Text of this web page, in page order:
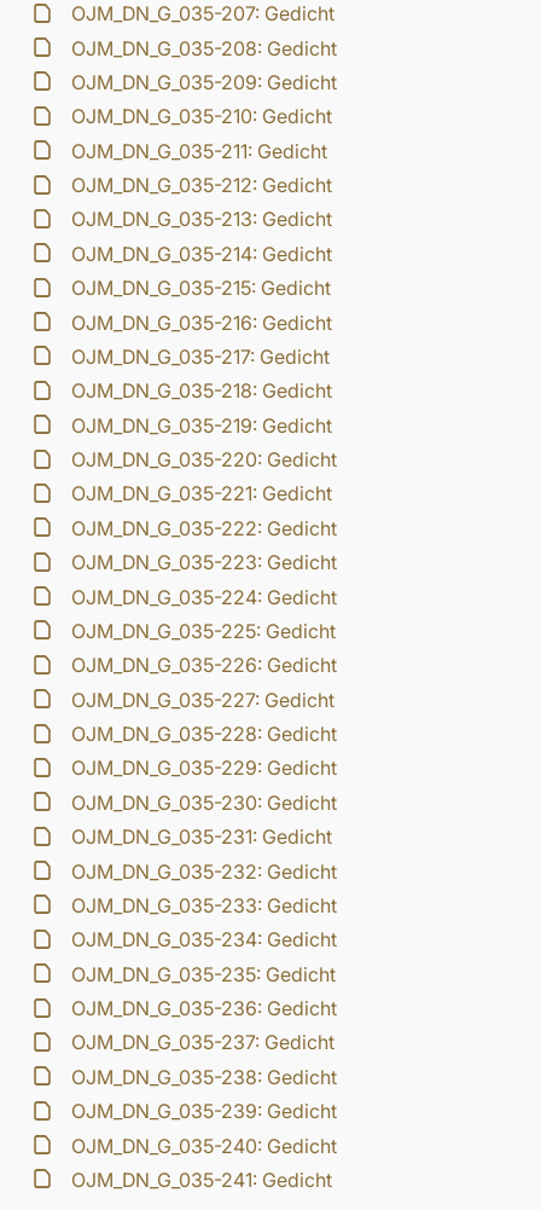
OJM_DN_G_035-207: Gedicht
OJM_DN_G_035-208: Gedicht
OJM_DN_G_035-209: Gedicht
OJM_DN_G_035-210: Gedicht
OJM_DN_G_035-211: Gedicht
OJM_DN_G_035-212: Gedicht
OJM_DN_G_035-213: Gedicht
OJM_DN_G_035-214: Gedicht
OJM_DN_G_035-215: Gedicht
OJM_DN_G_035-216: Gedicht
OJM_DN_G_035-217: Gedicht
OJM_DN_G_035-218: Gedicht
OJM_DN_G_035-219: Gedicht
OJM_DN_G_035-220: Gedicht
OJM_DN_G_035-221: Gedicht
OJM_DN_G_035-222: Gedicht
OJM_DN_G_035-223: Gedicht
OJM_DN_G_035-224: Gedicht
OJM_DN_G_035-225: Gedicht
OJM_DN_G_035-226: Gedicht
OJM_DN_G_035-227: Gedicht
OJM_DN_G_035-228: Gedicht
OJM_DN_G_035-229: Gedicht
OJM_DN_G_035-230: Gedicht
OJM_DN_G_035-231: Gedicht
OJM_DN_G_035-232: Gedicht
OJM_DN_G_035-233: Gedicht
OJM_DN_G_035-234: Gedicht
OJM_DN_G_035-235: Gedicht
OJM_DN_G_035-236: Gedicht
OJM_DN_G_035-237: Gedicht
OJM_DN_G_035-238: Gedicht
OJM_DN_G_035-239: Gedicht
OJM_DN_G_035-240: Gedicht
OJM_DN_G_035-241: Gedicht